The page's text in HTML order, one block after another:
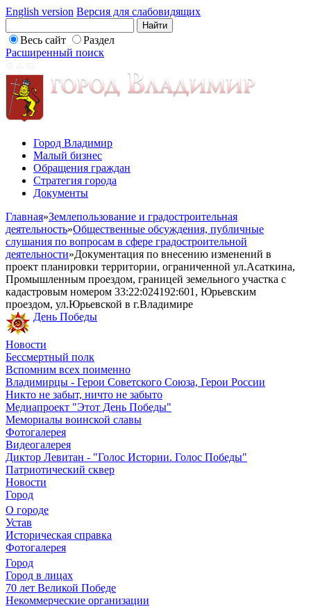
English version Версия для слабовидящих
Весь сайт
Раздел
Расширенный поиск
Город Владимир
Малый бизнес
Обращения граждан
Стратегия города
Документы
Главная»Землепользование и градостроительная
деятельность»Общественные обсуждения, публичные
слушания по вопросам в сфере градостроительной
деятельности»Документация по внесению изменений в
проект планировки территории, ограниченной ул.Асаткина,
Промышленным проездом, границей земельного участка с
кадастровым номером 33:22:024192:601, Юрьевским
проездом, ул.Юрьевской в г.Владимире
День Победы
Новости
Бессмертный полк
Вспомним всех поименно
Владимирцы - Герои Советского Союза, Герои России
Никто не забыт, ничто не забыто
Медиапроект "Этот День Победы"
Мемориалы воинской славы
Фотогалерея
Видеогалерея
Диктор Левитан - "Голос Истории. Голос Победы"
Патриотический сквер
Новости
Город
О городе
Устав
Историческая справка
Фотогалерея
Город
Город в лицах
70 лет Великой Победе
Некоммерческие организации